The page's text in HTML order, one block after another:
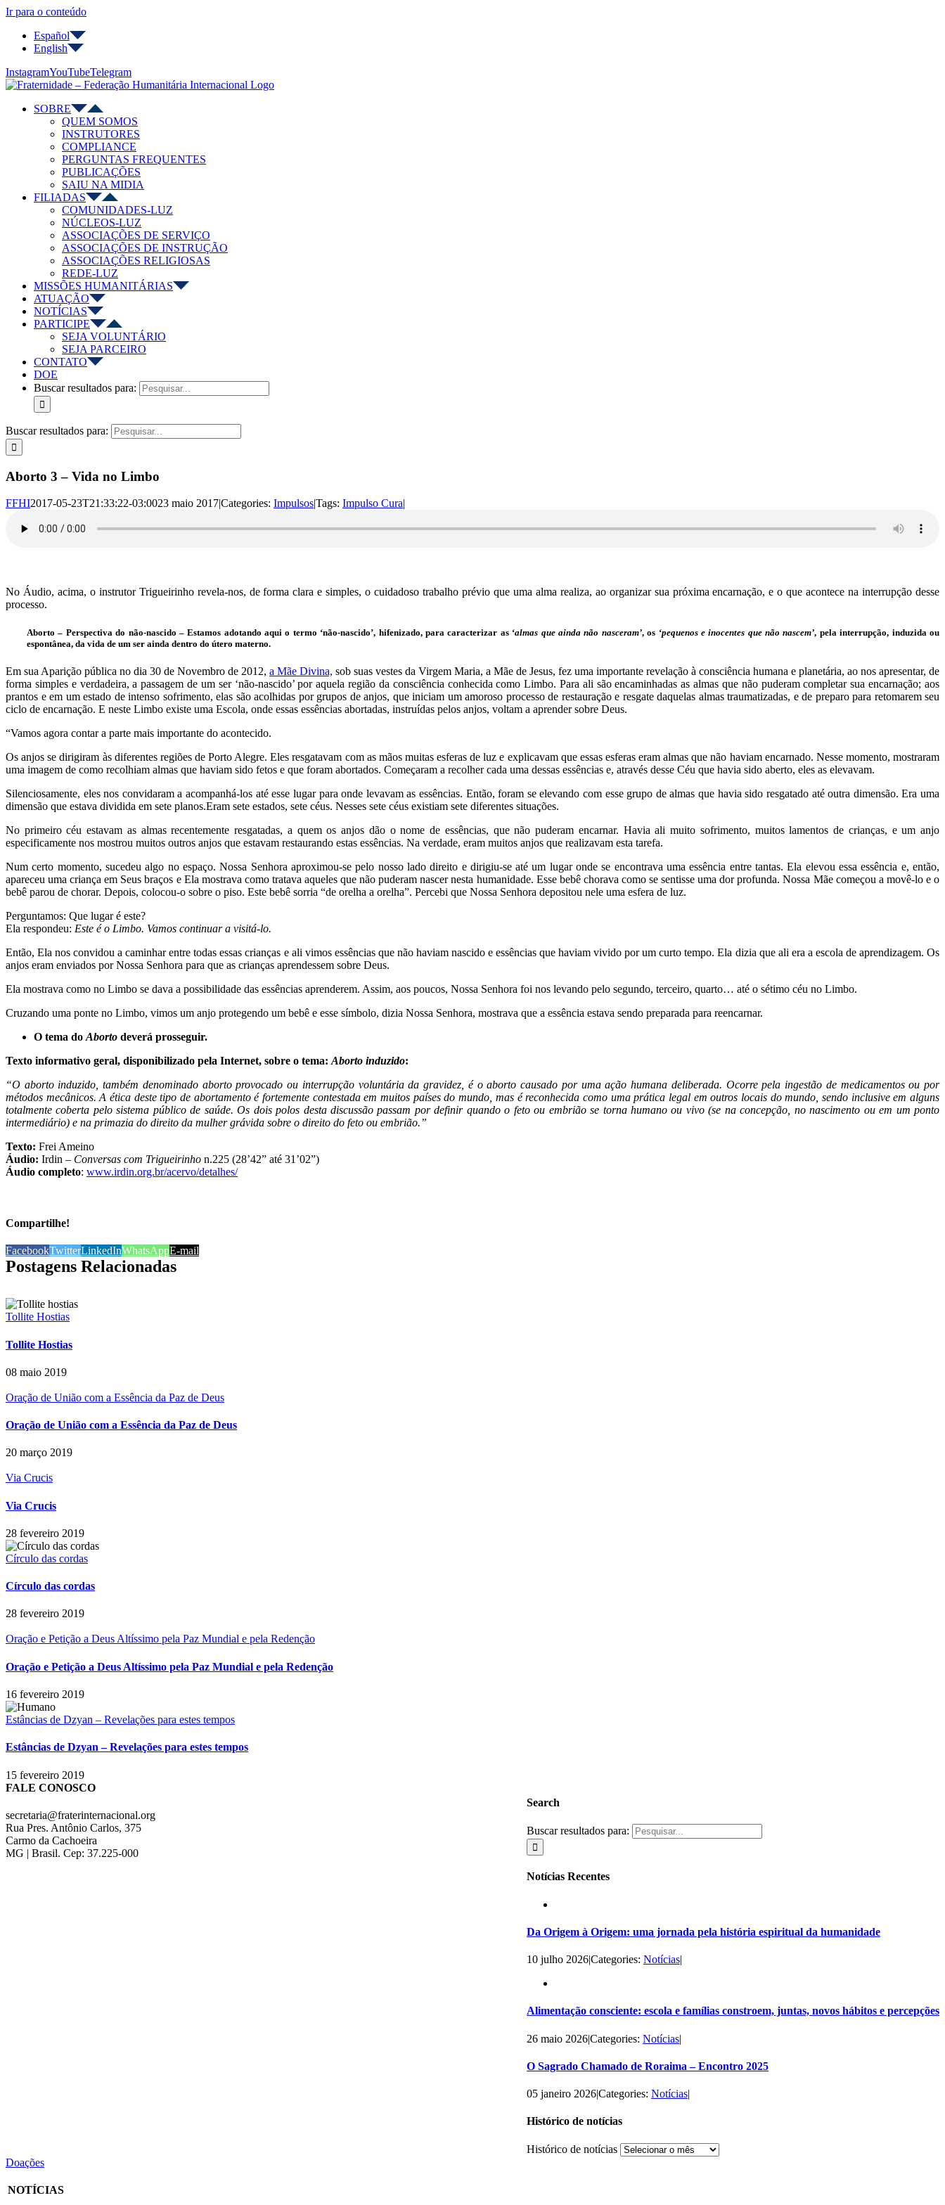
Ir para o conteúdo
Español
English
InstagramYouTubeTelegram
SOBRE
QUEM SOMOS
INSTRUTORES
COMPLIANCE
PERGUNTAS FREQUENTES
PUBLICAÇÕES
SAIU NA MIDIA
FILIADAS
COMUNIDADES-LUZ
NÚCLEOS-LUZ
ASSOCIAÇÕES DE SERVIÇO
ASSOCIAÇÕES DE INSTRUÇÃO
ASSOCIAÇÕES RELIGIOSAS
REDE-LUZ
MISSÕES HUMANITÁRIAS
ATUAÇÃO
NOTÍCIAS
PARTICIPE
SEJA VOLUNTÁRIO
SEJA PARCEIRO
CONTATO
DOE
Buscar resultados para:
Buscar resultados para:
Aborto 3 – Vida no Limbo
FFHI2017-05-23T21:33:22-03:0023 maio 2017|Categories: Impulsos|Tags: Impulso Cura|
No Áudio, acima, o instrutor Trigueirinho revela-nos, de forma clara e simples, o cuidadoso trabalho prévio que uma alma realiza, ao organizar sua próxima encarnação, e o que acontece na interrupção desse
processo.
Aborto – Perspectiva do não-nascido – Estamos adotando aqui o termo ‘não-nascido’, hifenizado, para caracterizar as ‘almas que ainda não nasceram’, os ‘pequenos e inocentes que não nascem’, pela interrupção, induzida ou
espontânea, da vida de um ser ainda dentro do útero materno.
Em sua Aparição pública no dia 30 de Novembro de 2012, a Mãe Divina, sob suas vestes da Virgem Maria, a Mãe de Jesus, fez uma importante revelação à consciência humana e planetária, ao nos apresentar, de
forma simples e verdadeira, a passagem de um ser ‘não-nascido’ por aquela região da consciência conhecida como Limbo. Para ali são encaminhadas as almas que não puderam completar sua encarnação; aos
prantos e em um estado de intenso sofrimento, elas são acolhidas por grupos de anjos, que iniciam um amoroso processo de restauração e resgate daquelas almas traumatizadas, e de preparo para retomarem seu
ciclo de encarnação. E neste Limbo existe uma Escola, onde essas essências abortadas, instruídas pelos anjos, voltam a aprender sobre Deus.
“Vamos agora contar a parte mais importante do acontecido.
Os anjos se dirigiram às diferentes regiões de Porto Alegre. Eles resgatavam com as mãos muitas esferas de luz e explicavam que essas esferas eram almas que não haviam encarnado. Nesse momento, mostraram
uma imagem de como recolhiam almas que haviam sido fetos e que foram abortados. Começaram a recolher cada uma dessas essências e, através desse Céu que havia sido aberto, eles as elevavam.
Silenciosamente, eles nos convidaram a acompanhá-los até esse lugar para onde levavam as essências. Então, foram se elevando com esse grupo de almas que havia sido resgatado até outra dimensão. Era uma
dimensão que estava dividida em sete planos.Eram sete estados, sete céus. Nesses sete céus existiam sete diferentes situações.
No primeiro céu estavam as almas recentemente resgatadas, a quem os anjos dão o nome de essências, que não puderam encarnar. Havia ali muito sofrimento, muitos lamentos de crianças, e um anjo
especificamente nos mostrou muitos outros anjos que estavam restaurando estas essências. Na verdade, eram muitos anjos que realizavam esta tarefa.
Num certo momento, sucedeu algo no espaço. Nossa Senhora aproximou-se pelo nosso lado direito e dirigiu-se até um lugar onde se encontrava uma essência entre tantas. Ela elevou essa essência e, então,
apareceu uma criança em Seus braços e Ela mostrava como tratava aqueles que não puderam nascer nesta humanidade. Esse bebê chorava como se sentisse uma dor profunda. Nossa Mãe começou a movê-lo e o
bebê parou de chorar. Depois, colocou-o sobre o piso. Este bebê sorria “de orelha a orelha”. Percebi que Nossa Senhora depositou nele uma esfera de luz.
Perguntamos: Que lugar é este?
Ela respondeu: Este é o Limbo. Vamos continuar a visitá-lo.
Então, Ela nos convidou a caminhar entre todas essas crianças e ali vimos essências que não haviam nascido e essências que haviam vivido por um curto tempo. Ela dizia que ali era a escola de aprendizagem. Os
anjos eram enviados por Nossa Senhora para que as crianças aprendessem sobre Deus.
Ela mostrava como no Limbo se dava a possibilidade das essências aprenderem. Assim, aos poucos, Nossa Senhora foi nos levando pelo segundo, terceiro, quarto… até o sétimo céu no Limbo.
Cruzando uma ponte no Limbo, vimos um anjo protegendo um bebê e esse símbolo, dizia Nossa Senhora, mostrava que a essência estava sendo preparada para reencarnar.
O tema do Aborto deverá prosseguir.
Texto informativo geral, disponibilizado pela Internet, sobre o tema: Aborto induzido:
“O aborto induzido, também denominado aborto provocado ou interrupção voluntária da gravidez, é o aborto causado por uma ação humana deliberada. Ocorre pela ingestão de medicamentos ou por
métodos mecânicos. A ética deste tipo de abortamento é fortemente contestada em muitos países do mundo, mas é reconhecida como uma prática legal em outros locais do mundo, sendo inclusive em alguns
totalmente coberta pelo sistema público de saúde. Os dois polos desta discussão passam por definir quando o feto ou embrião se torna humano ou vivo (se na concepção, no nascimento ou em um ponto
intermediário) e na primazia do direito da mulher grávida sobre o direito do feto ou embrião.”
Texto: Frei Ameino
Áudio: Irdin – Conversas com Trigueirinho n.225 (28’42” até 31’02”)
Áudio completo: www.irdin.org.br/acervo/detalhes/
Compartilhe!
FacebookTwitterLinkedInWhatsAppE-mail
Postagens Relacionadas
Tollite Hostias
Tollite Hostias
08 maio 2019
Oração de União com a Essência da Paz de Deus
Oração de União com a Essência da Paz de Deus
20 março 2019
Via Crucis
Via Crucis
28 fevereiro 2019
Círculo das cordas
Círculo das cordas
28 fevereiro 2019
Oração e Petição a Deus Altíssimo pela Paz Mundial e pela Redenção
Oração e Petição a Deus Altíssimo pela Paz Mundial e pela Redenção
16 fevereiro 2019
Estâncias de Dzyan – Revelações para estes tempos
Estâncias de Dzyan – Revelações para estes tempos
15 fevereiro 2019
Search
Buscar resultados para:
Notícias Recentes
Da Origem à Origem: uma jornada pela história espiritual da humanidade
10 julho 2026|Categories: Notícias|
Alimentação consciente: escola e famílias constroem, juntas, novos hábitos e percepções
26 maio 2026|Categories: Notícias|
O Sagrado Chamado de Roraima – Encontro 2025
05 janeiro 2026|Categories: Notícias|
Histórico de notícias
Histórico de notícias
FALE CONOSCO
secretaria@fraterinternacional.org
Rua Pres. Antônio Carlos, 375
Carmo da Cachoeira
MG | Brasil. Cep: 37.225-000
Doações
NOTÍCIAS